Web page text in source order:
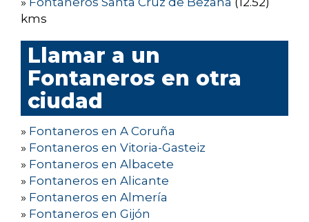
kms
Llamar a un
Fontaneros en otra
ciudad
» Fontaneros en A Coruña
» Fontaneros en Vitoria-Gasteiz
» Fontaneros en Albacete
» Fontaneros en Alicante
» Fontaneros en Almería
» Fontaneros en Gijón